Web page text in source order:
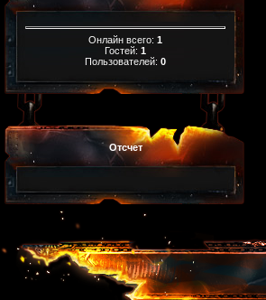
Онлайн всего: 1
Гостей: 1
Пользователей: 0
Отсчет